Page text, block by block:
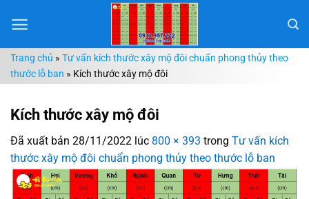
đến
dungTrang chủ » Tư vấn kích thước xây mộ đôi chuẩn phong thủy theo
thước lỗ ban » Kích thước xây mộ đôi
Kích thước xây mộ đôi
Đã xuất bản 28/11/2022 lúc 800 × 393 trong Tư vấn kích
thước xây mộ đôi chuẩn phong thủy theo thước lỗ ban